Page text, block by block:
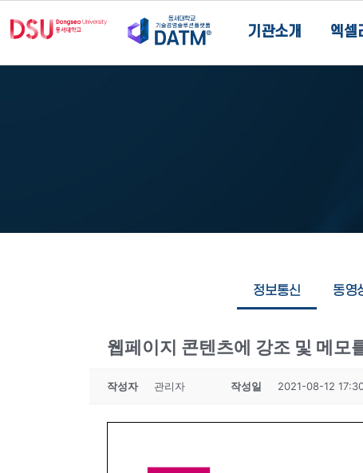
기관소개 엑셀
정보통신 동영
웹페이지 콘텐츠에 강조 및 메모
작성자 관리자 작성일 2021-08-12